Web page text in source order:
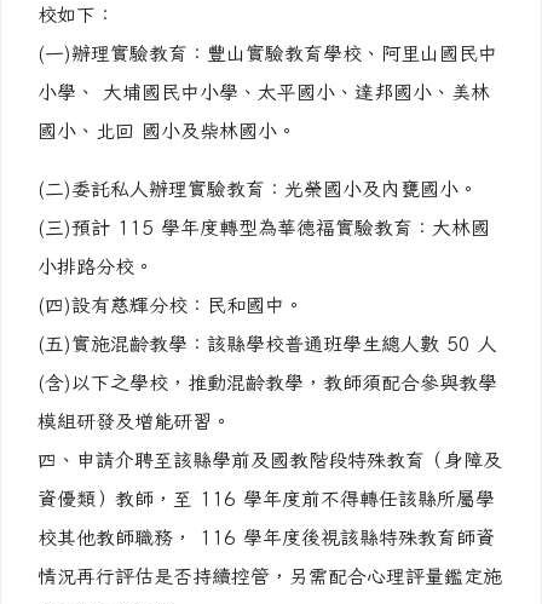
校如下：
(一)辦理實驗教育：豐山實驗教育學校、阿里山國民中
小學、 大埔國民中小學、太平國小、達邦國小、美林
國小、北回 國小及柴林國小。
(二)委託私人辦理實驗教育：光榮國小及內甕國小。
(三)預計 115 學年度轉型為華德福實驗教育：大林國
小排路分校。
(四)設有慈輝分校：民和國中。
(五)實施混齡教學：該縣學校普通班學生總人數 50 人
(含)以下之學校，推動混齡教學，教師須配合參與教學
模組研發及增能研習。
四、申請介聘至該縣學前及國教階段特殊教育（身障及
資優類）教師，至 116 學年度前不得轉任該縣所屬學
校其他教師職務， 116 學年度後視該縣特殊教育師資
情況再行評估是否持續控管，另需配合心理評量鑑定施